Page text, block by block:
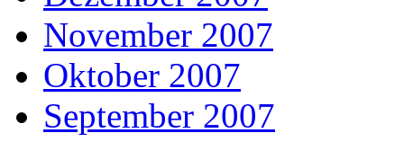
November 2007
Oktober 2007
September 2007